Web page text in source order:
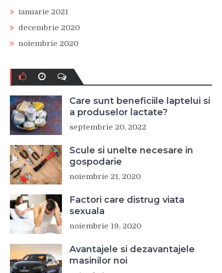
ianuarie 2021
decembrie 2020
noiembrie 2020
Care sunt beneficiile laptelui si
a produselor lactate?
septembrie 20, 2022
Scule si unelte necesare in
gospodarie
noiembrie 21, 2020
Factori care distrug viata
sexuala
noiembrie 19, 2020
Avantajele si dezavantajele
masinilor noi